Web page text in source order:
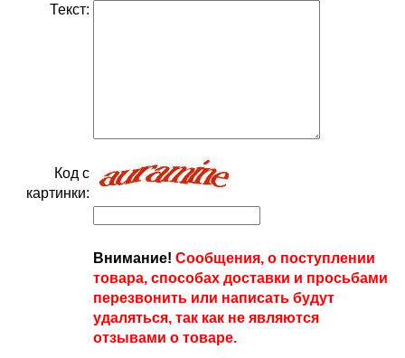
Текст:
Код с
картинки:
Внимание! Сообщения, о поступлении
товара, способах доставки и просьбами
перезвонить или написать будут
удаляться, так как не являются
отзывами о товаре.